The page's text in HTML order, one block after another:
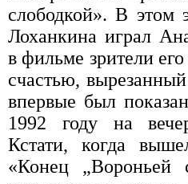
слободкой». В этом
Лоханкина играл
в фильме зрители
счастью,
впервые был
1992 году на
Кстати, когда
«Конец „Вороньей